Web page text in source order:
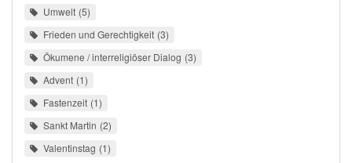
Umwelt 5
Frieden und Gerechtigkeit 3
Ökumene / interreligiöser Dialog 3
Advent 1
Fastenzeit 1
Sankt Martin 2
Valentinstag 1